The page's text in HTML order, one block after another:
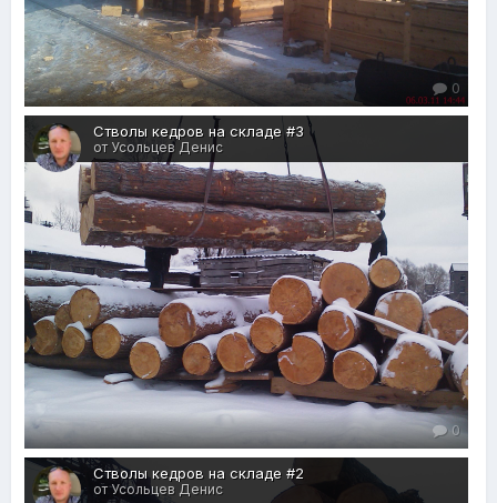
0
Стволы кедров на складе #3
от Усольцев Денис
0
Стволы кедров на складе #2
от Усольцев Денис